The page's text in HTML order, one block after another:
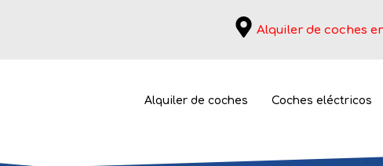
Alquiler de coches
Alquiler de coches Coches eléctricos